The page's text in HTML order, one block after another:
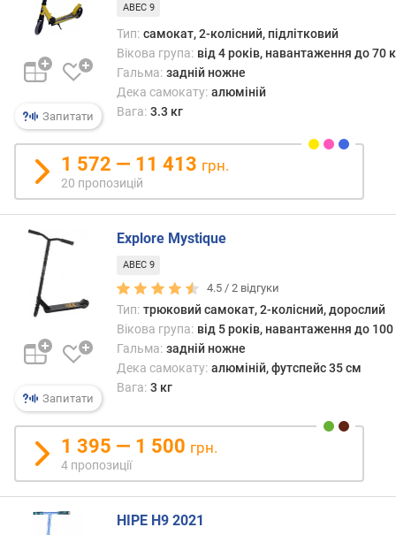
а
м
з
д
а
о
д
о
д
а
в
а
н
я
з
а
к
і
Запитати
ABEC 9
Тип: самокат, 2-колісний, підлітковий
Вікова група: від 4 років, навантаження до 70
Гальма: задній ножне
Дека самокату: алюміній
Вага: 3.3 кг
1 572 — 11 413 грн.
20 пропозицій
Запитати
Explore Mystique
ABEC 9
4.5 /2 відгуки
Тип: трюковий самокат, 2-колісний, дорослий
Вікова група: від 5 років, навантаження до 100
Гальма: задній ножне
Дека самокату: алюміній, футспейс 35 см
Вага: 3 кг
1 395 — 1 500 грн.
4 пропозиції
HIPE H9 2021